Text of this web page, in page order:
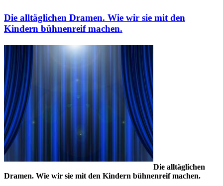
Die alltäglichen Dramen. Wie wir sie mit den
Kindern bühnenreif machen.
Die alltäglichen
Dramen. Wie wir sie mit den Kindern bühnenreif machen.